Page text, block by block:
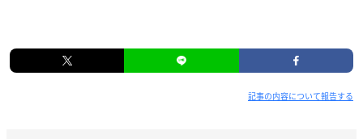
記事の内容について報告する